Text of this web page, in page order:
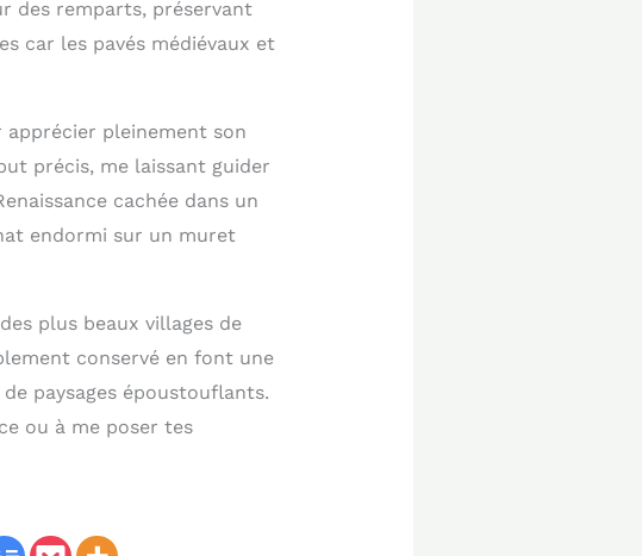
des remparts, préservant
car les pavés médiévaux et
pleinement son
précis, me laissant guider
cachée dans un
endormi sur un muret
plus beaux villages de
conservé en font une
paysages époustouflants.
ou à me poser tes